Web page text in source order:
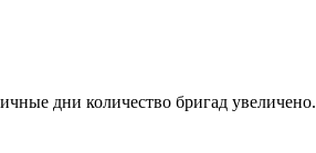
дни количество бригад увеличено.